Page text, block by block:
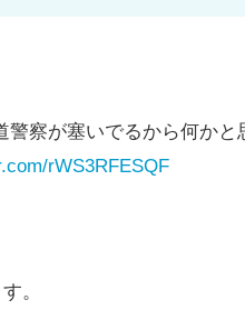
察が塞いでるから何かと
rWS3RFESQF
。